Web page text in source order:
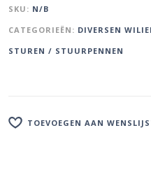
SKU: N/B
CATEGORIEËN: DIVERSEN
STUREN / STUURPENNEN
TOEVOEGEN AAN